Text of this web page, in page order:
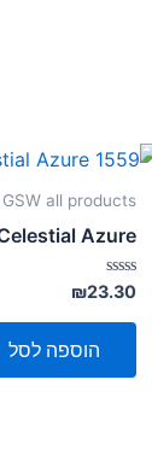
GSW all products
Azure
דורג
0
מתוך
₪23.30
הוספה לסל